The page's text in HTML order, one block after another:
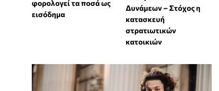
φορολογεί τα ποσά ως
εισόδημα
Δυνάμεων – Στόχος η
κατασκευή
στρατιωτικών
κατοικιών